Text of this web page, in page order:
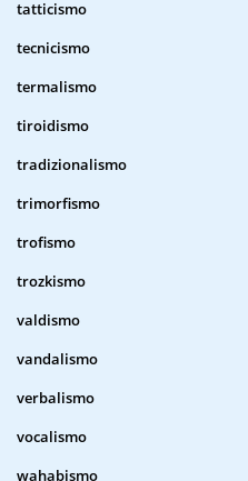
tatticismo
tecnicismo
termalismo
tiroidismo
tradizionalismo
trimorfismo
trofismo
trozkismo
valdismo
vandalismo
verbalismo
vocalismo
wahabismo